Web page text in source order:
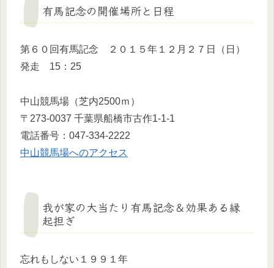
有馬記念の開催場所と日程
第６０回有馬記念 ２０１５年１２月２７日（日）
発走 15：25
中山競馬場（芝内2500ｍ）
〒273-0037 千葉県船橋市古作1-1-1
電話番号：047-334-2222
中山競馬場へのアクセス
我が家の大当たり有馬記念＆効果ある縁
起担ぎ
忘れもしない１９９１年